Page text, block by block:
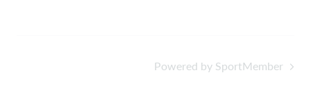
Powered by SportMember